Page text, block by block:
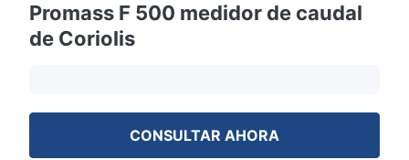
Promass F 500 medidor de caudal
de Coriolis
CONSULTAR AHORA